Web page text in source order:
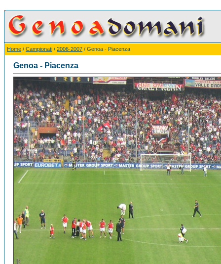
Home / Campionati / 2006-2007 / Genoa - Piacenza
Genoa - Piacenza